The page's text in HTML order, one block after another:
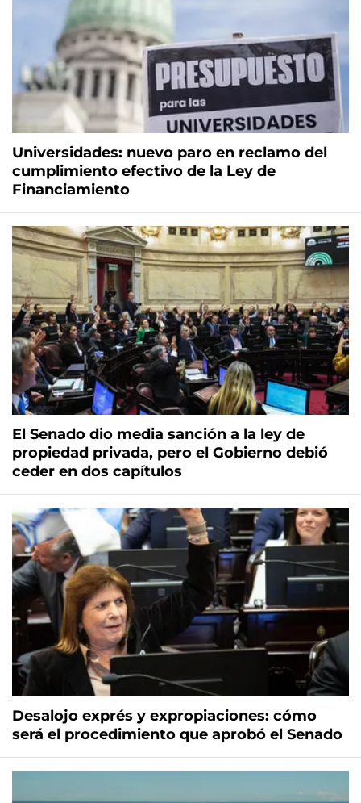
Universidades: nuevo paro en reclamo del
cumplimiento efectivo de la Ley de
Financiamiento
El Senado dio media sanción a la ley de
propiedad privada, pero el Gobierno debió
ceder en dos capítulos
Desalojo exprés y expropiaciones: cómo
será el procedimiento que aprobó el Senado